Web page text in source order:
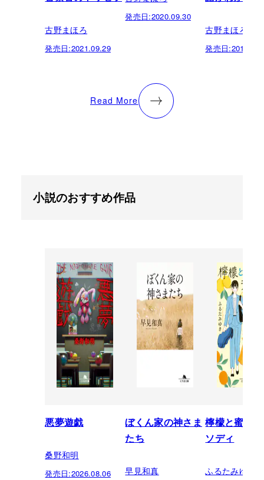
古野まほろ
発売日:2021.09.29
発売日:2020.09.30
古野まほろ
発売日:
Read More
小説のおすすめ作品
悪夢遊戯
桑野和明
発売日:2026.08.06
ぼくん家の神さま
たち
早見和真
檸檬と蜜柑
ソディ
ふるたみゆき